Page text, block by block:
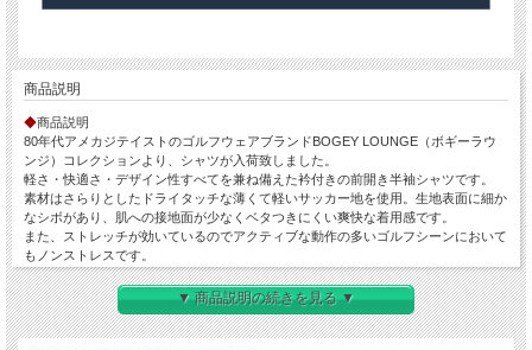
商品説明
◆商品説明
80年代アメカジテイストのゴルフウェアブランドBOGEY LOUNGE（ボギーラウ
ンジ）コレクションより、シャツが入荷致しました。
軽さ・快適さ・デザイン性すべてを兼ね備えた衿付きの前開き半袖シャツです。
素材はさらりとしたドライタッチな薄くて軽いサッカー地を使用。生地表面に細か
なシボがあり、肌への接地面が少なくベタつきにくい爽快な着用感です。
また、ストレッチが効いているのでアクティブな動作の多いゴルフシーンにおいて
もノンストレスです。
クラシックなブラックウォッチ柄と無地タイプのラインナップで、どちらもモダン
で大人の落ち着きと男らしい雰囲気を演出します。 胸ポケットに刺繍で配された
ブランドロゴが程よいアクセントを効かせています。
背面は肩まわりの可動をサポートするサイドタック仕様を採用して、ゴルフのラウ
▼ 商品説明の続きを見る ▼